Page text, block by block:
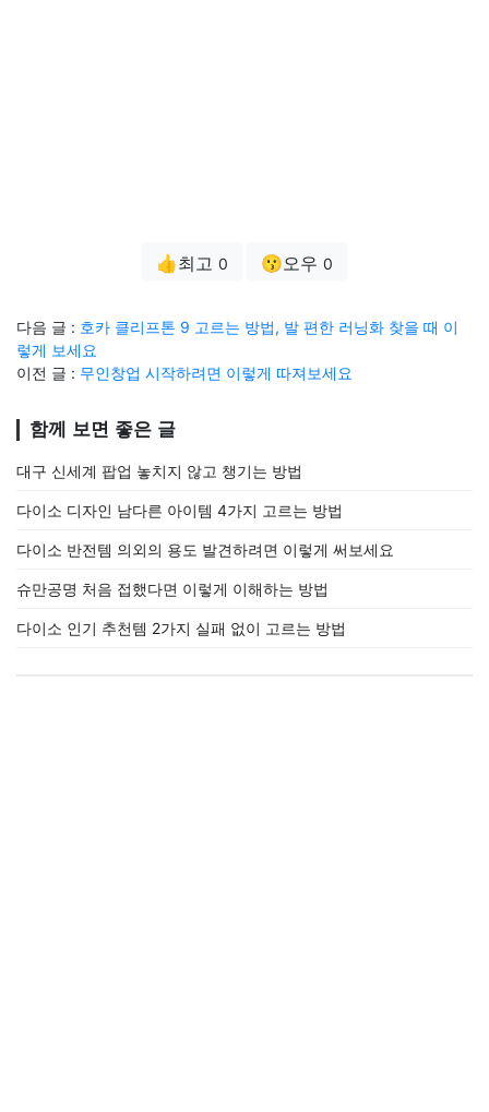
👍최고 0 😗오우 0
다음 글 : 호카 클리프톤 9 고르는 방법, 발 편한 러닝화 찾을 때 이
렇게 보세요
이전 글 : 무인창업 시작하려면 이렇게 따져보세요
함께 보면 좋은 글
대구 신세계 팝업 놓치지 않고 챙기는 방법
다이소 디자인 남다른 아이템 4가지 고르는 방법
다이소 반전템 의외의 용도 발견하려면 이렇게 써보세요
슈만공명 처음 접했다면 이렇게 이해하는 방법
다이소 인기 추천템 2가지 실패 없이 고르는 방법